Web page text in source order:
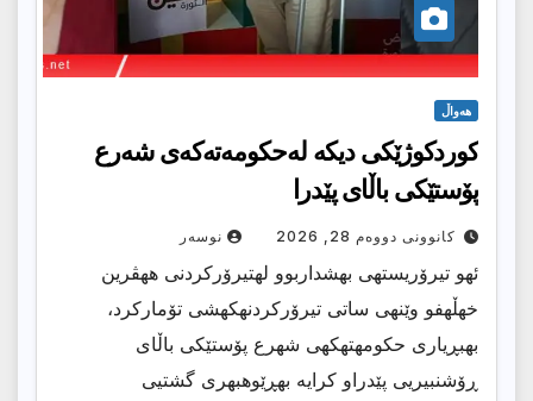
هەواڵ
كوردكوژێكى دیكه‌ له‌حكومه‌ته‌كه‌ى شه‌رع
پۆستێكى باڵاى پێدرا
کانوونی دووەم 28, 2026 نوسەر
ئهو تیرۆریستهى بهشداربوو لهتیرۆركردنى ههڤرین
خهڵهفو وێنهى ساتى تیرۆركردنهكهشى تۆماركرد،
بهبڕیارى حكومهتهكهى شهرع پۆستێكى باڵاى
ڕۆشنبیریى پێدراو كرایه بهڕێوهبهرى گشتیى